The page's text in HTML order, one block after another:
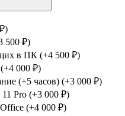
₽)
500 ₽)
в ПК (+4 500 ₽)
(+4 000 ₽)
(+5 часов) (+3 000 ₽)
Pro (+3 000 ₽)
(+4 000 ₽)